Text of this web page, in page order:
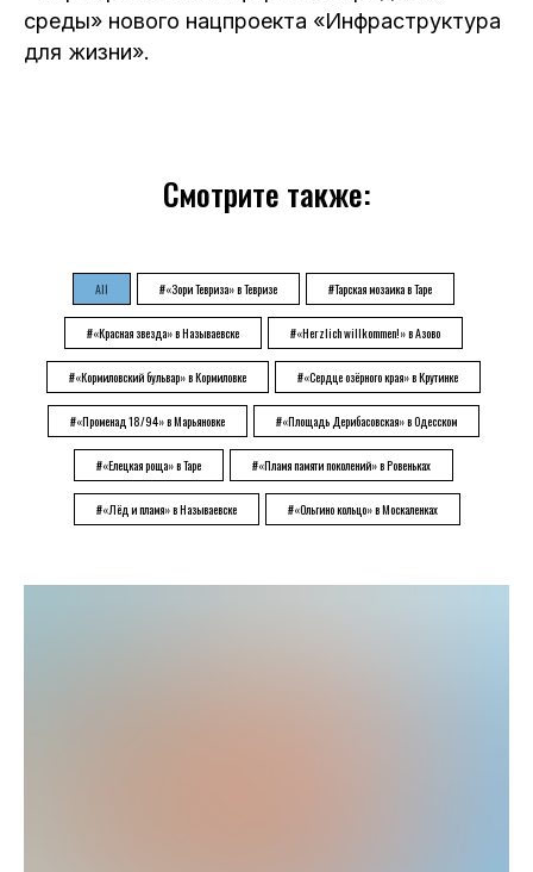
среды» нового нацпроекта «Инфраструктура
для жизни».
Смотрите также:
All #«Зори Тевриза» в Тевризе #Тарская мозаика в Таре
#«Красная звезда» в Называевске #«Herzlich willkommen!» в Азово
#«Кормиловский бульвар» в Кормиловке #«Сердце озёрного края» в Крутинке
#«Променад 18/94» в Марьяновке #«Площадь Дерибасовская» в Одесском
#«Елецкая роща» в Таре #«Пламя памяти поколений» в Ровеньках
#«Лёд и пламя» в Называевске #«Ольгино кольцо» в Москаленках